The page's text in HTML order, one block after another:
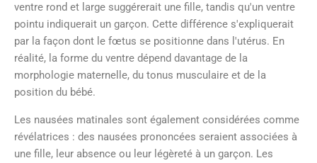
ventre rond et large suggérerait une fille, tandis qu'un ventre
pointu indiquerait un garçon. Cette différence s'expliquerait
par la façon dont le fœtus se positionne dans l'utérus. En
réalité, la forme du ventre dépend davantage de la
morphologie maternelle, du tonus musculaire et de la
position du bébé.
Les nausées matinales sont également considérées comme
révélatrices : des nausées prononcées seraient associées à
une fille, leur absence ou leur légèreté à un garçon. Les